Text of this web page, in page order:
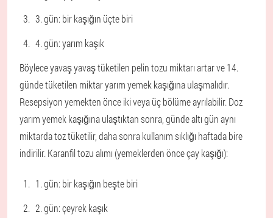
3. gün: bir kaşığın üçte biri
4. gün: yarım kaşık
Böylece yavaş yavaş tüketilen pelin tozu miktarı artar ve 14.
günde tüketilen miktar yarım yemek kaşığına ulaşmalıdır.
Resepsiyon yemekten önce iki veya üç bölüme ayrılabilir. Doz
yarım yemek kaşığına ulaştıktan sonra, günde altı gün aynı
miktarda toz tüketilir, daha sonra kullanım sıklığı haftada bire
indirilir. Karanfil tozu alımı (yemeklerden önce çay kaşığı):
1. gün: bir kaşığın beşte biri
2. gün: çeyrek kaşık